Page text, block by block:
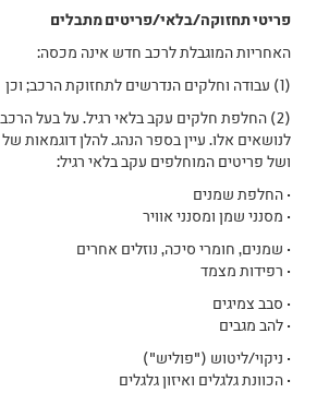
פריטי תחזוקה/בלאי/פריטים מתבלים
האחריות המוגבלת לרכב חדש אינה מכסה:
(1) עבודה וחלקים הנדרשים לתחזוקת הרכב; וכן
(2) החלפת חלקים עקב בלאי רגיל. על בעל
לנושאים אלו. עיין בספר הנהג. להלן דוגמאות
ושל פריטים המוחלפים עקב בלאי רגיל:
• החלפת שמנים
• מסנני שמן ומסנני אוויר
• שמנים, חומרי סיכה, נוזלים אחרים
• רפידות מצמד
• סבב צמיגים
• להב מגבים
• ניקוי/ליטוש ("פוליש")
• הכוונת גלגלים ואיזון גלגלים